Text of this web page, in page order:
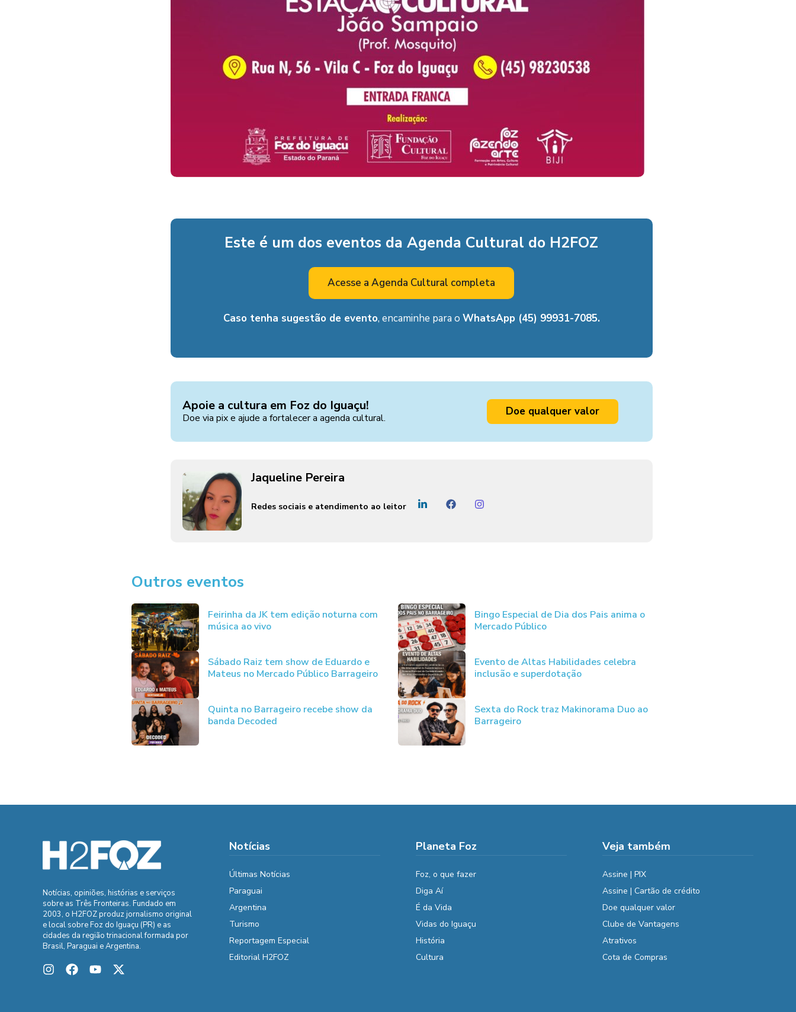
Este é um dos eventos da Agenda Cultural do H2FOZ
Acesse a Agenda Cultural completa
Caso tenha sugestão de evento, encaminhe para o WhatsApp (45) 99931-7085.
Apoie a cultura em Foz do Iguaçu!
Doe via pix e ajude a fortalecer a agenda cultural. Doe qualquer valor
Jaqueline Pereira
Redes sociais e atendimento ao leitor
Outros eventos
Feirinha da JK tem edição noturna com
música ao vivo
Bingo Especial de Dia dos Pais anima o
Mercado Público
Sábado Raiz tem show de Eduardo e
Mateus no Mercado Público Barrageiro
Evento de Altas Habilidades celebra
inclusão e superdotação
Quinta no Barrageiro recebe show da
banda Decoded
Sexta do Rock traz Makinorama Duo ao
Barrageiro
Notícias, opiniões, histórias e serviços
sobre as Três Fronteiras. Fundado em
2003, o H2FOZ produz jornalismo original
e local sobre Foz do Iguaçu (PR) e as
cidades da região trinacional formada por
Brasil, Paraguai e Argentina.
Notícias
Últimas Notícias
Paraguai
Argentina
Turismo
Reportagem Especial
Editorial H2FOZ
Planeta Foz
Foz, o que fazer
Diga Aí
É da Vida
Vidas do Iguaçu
História
Cultura
Veja também
Assine | PIX
Assine | Cartão de crédito
Doe qualquer valor
Clube de Vantagens
Atrativos
Cota de Compras